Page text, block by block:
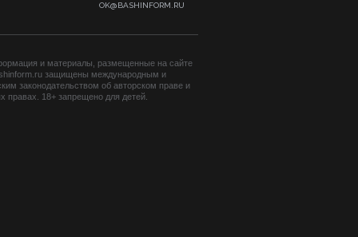
OK@BASHINFORM.RU
и материалы, размещенные на сайте
защищены международным и
законодательством об авторском праве и
правах. 18+ запрещено для детей.